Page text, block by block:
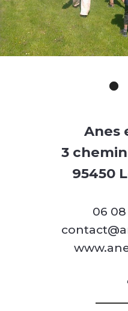
Anes
3
95450
06 08